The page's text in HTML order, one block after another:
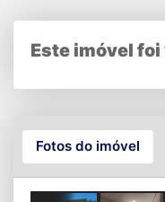
Este imóvel
Fotos do imóvel